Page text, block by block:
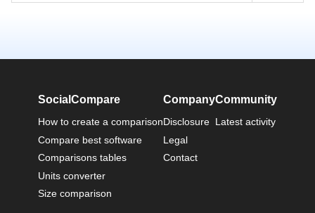
SocialCompare
How to create a comparison
Compare best software
Comparisons tables
Units converter
Size comparison
Company
Disclosure
Legal
Contact
Community
Latest activity